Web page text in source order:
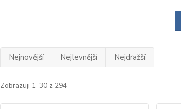
Nejnovější Nejlevnější Nejdražší
Zobrazuji 1-30 z 294